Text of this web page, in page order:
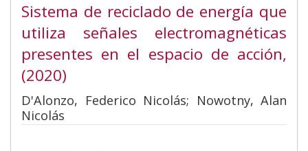
Sistema de reciclado de energía que
utiliza señales electromagnéticas
presentes en el espacio de acción,
(2020)
D'Alonzo, Federico Nicolás; Nowotny, Alan
Nicolás